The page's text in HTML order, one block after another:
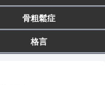
骨粗鬆症
格言